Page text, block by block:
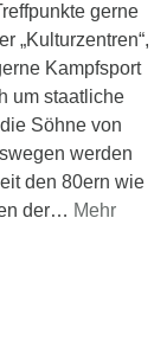
gerne
„Kulturzentren“,
Kampfsport
um staatliche
Söhne von
werden
den 80ern wie
der… Mehr